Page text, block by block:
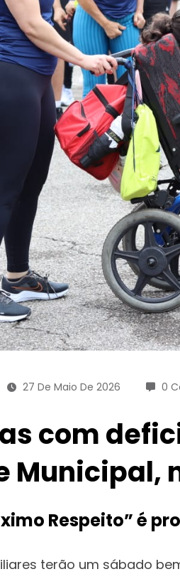
27 De Maio De 2026 0
com
Municipal,
Respeito” é
terão um sábado